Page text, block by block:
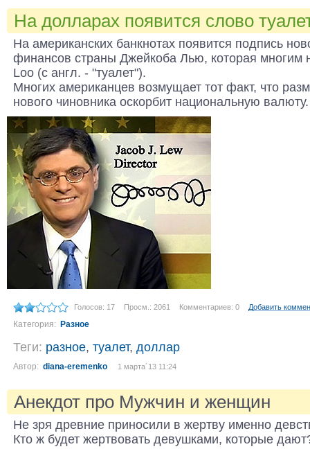
На долларах появится слово
На американских банкнотах появится подпись
финансов страны Джейкоба Лью, которая многим
Loo (с англ. - "туалет").
Многих американцев возмущает тот факт, что
нового чиновника оскорбит национальную
Голосов: 17 Просм.: 2061 Комментариев: 0 Добавить
Категория: Разное
Теги: разное, туалет, доллар
Автор: diana-eremenko 1 марта´13 11:24
Анекдот про Мужчин и женщин
Не зря древние приносили в жертву именно
Кто ж будет жертвовать девушками, которые